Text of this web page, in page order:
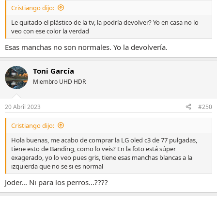
Cristiango dijo:
Le quitado el plástico de la tv, la podría devolver? Yo en casa no lo
veo con ese color la verdad
Esas manchas no son normales. Yo la devolvería.
Toni García
Miembro UHD HDR
20 Abril 2023 #250
Cristiango dijo:
Hola buenas, me acabo de comprar la LG oled c3 de 77 pulgadas,
tiene esto de Banding, como lo veis? En la foto está súper
exagerado, yo lo veo pues gris, tiene esas manchas blancas a la
izquierda que no se si es normal
Joder... Ni para los perros...????